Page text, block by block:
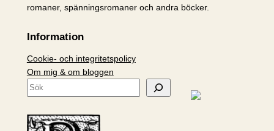
romaner, spänningsromaner och andra böcker.
Information
Cookie- och integritetspolicy
Om mig & om bloggen
S
k